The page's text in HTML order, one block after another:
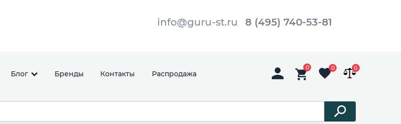
info@guru-st.ru 8 (495) 740-53-81
Блог Бренды Контакты Распродажа
0 0 0